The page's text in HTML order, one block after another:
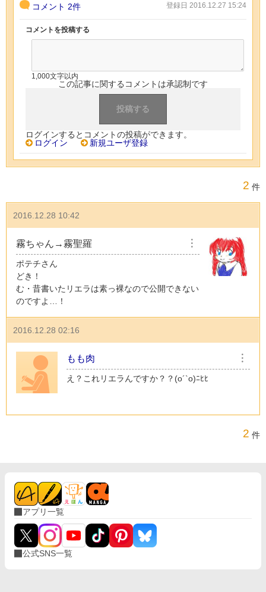
コメント 2件 登録日 2016.12.27 15:24
コメントを投稿する
1,000文字以内
この記事に関するコメントは承認制です
ログインするとコメントの投稿ができます。
ログイン
新規ユーザ登録
2 件
2016.12.28 10:42
霧ちゃん→霧聖羅 ︙
ポテチさん
どき！
む・昔書いたリエラは素っ裸なので公開できない
のですよ…！
2016.12.28 02:16
もも肉 ︙
え？これリエラんですか？？(o´`o)ﾆﾋﾋ
2 件
アプリ一覧
公式SNS一覧